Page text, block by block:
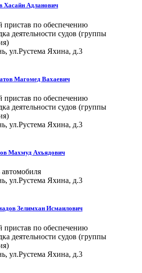
Хасайн Адланович
пристав по обеспечению
деятельности судов (группы
ул.Рустема Яхина, д.3
Магомед Вахаевич
пристав по обеспечению
деятельности судов (группы
ул.Рустема Яхина, д.3
Махмуд Ахъядович
ул.Рустема Яхина, д.3
Зелимхан Исмаилович
пристав по обеспечению
деятельности судов (группы
ул.Рустема Яхина, д.3